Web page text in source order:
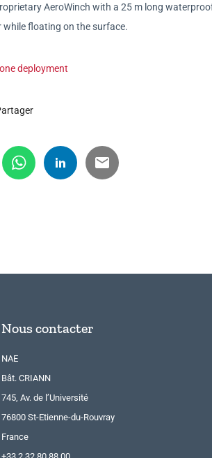
AeroWinch with a 25 m long
floating on the surface.
deployment
Nous contacter
NAE
Bât. CRIANN
745, Av. de l’Université
76800 St-Etienne-du-Rouvray
France